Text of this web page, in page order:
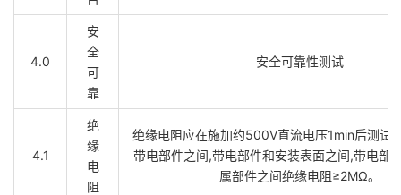
4.0
安
全
可
靠
安全可靠性测试
4.1
绝
缘
电
阻
绝缘电阻应在施加约500V直流电压1min后测试
带电部件之间,带电部件和安装表面之间,带电部
属部件之间绝缘电阻≥2MΩ。